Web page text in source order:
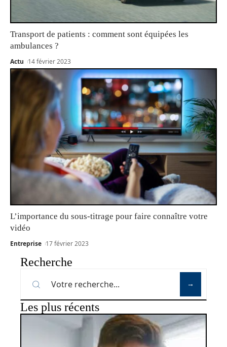
Transport de patients : comment sont équipées les
ambulances ?
Actu 14 février 2023
L’importance du sous-titrage pour faire connaître votre
vidéo
Entreprise 17 février 2023
Recherche
Les plus récents